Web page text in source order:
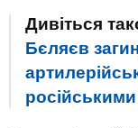
Дивіться
Бєляєв